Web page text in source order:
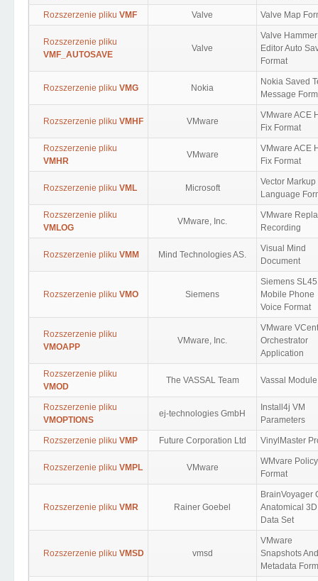
Rozszerzenie pliku VMF Valve Valve Map
Rozszerzenie pliku
VMF_AUTOSAVE
Valve
Valve Hammer
Editor Auto
Format
Rozszerzenie pliku VMG Nokia
Nokia Saved
Message
Rozszerzenie pliku VMHF VMware
VMware ACE
Fix Format
Rozszerzenie pliku
VMHR
VMware
VMware ACE
Fix Format
Rozszerzenie pliku VML Microsoft
Vector Markup
Language
Rozszerzenie pliku
VMLOG
VMware, Inc.
VMware
Recording
Rozszerzenie pliku VMM Mind Technologies AS.
Visual Mind
Document
Rozszerzenie pliku VMO Siemens
Siemens SL45
Mobile Phone
Voice Format
Rozszerzenie pliku
VMOAPP
VMware, Inc.
VMware
Orchestrator
Application
Rozszerzenie pliku
VMOD
The VASSAL Team Vassal Module
Rozszerzenie pliku
VMOPTIONS
ej-technologies GmbH
Install4j VM
Parameters
Rozszerzenie pliku VMP Future Corporation Ltd VinylMaster
Rozszerzenie pliku VMPL VMware
WMvare Policy
Format
Rozszerzenie pliku VMR Rainer Goebel
BrainVoyager
Anatomical 3D
Data Set
Rozszerzenie pliku VMSD vmsd
VMware
Snapshots And
Metadata